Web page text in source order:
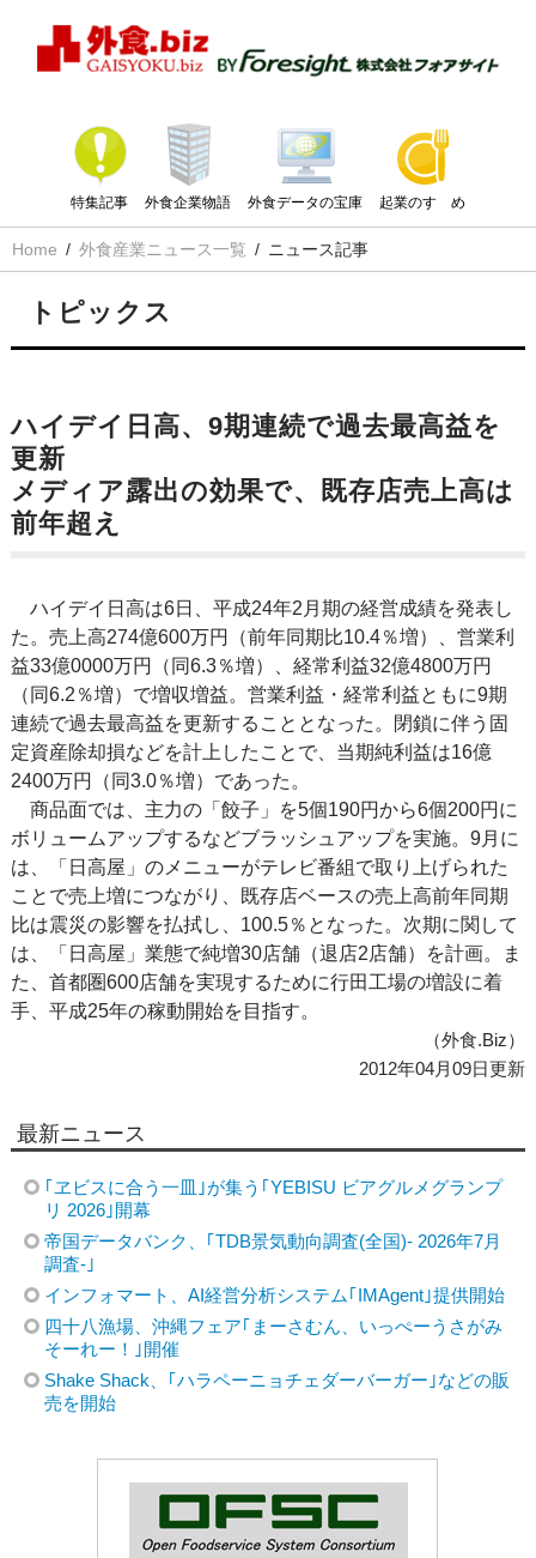
特集記事 外食企業物語 外食データの宝庫 起業のすゝめ
Home 外食産業ニュース一覧 ニュース記事
トピックス
ハイデイ日高、9期連続で過去最高益を
更新
メディア露出の効果で、既存店売上高は
前年超え
ハイデイ日高は6日、平成24年2月期の経営成績を発表し
た。売上高274億600万円（前年同期比10.4％増）、営業利
益33億0000万円（同6.3％増）、経常利益32億4800万円
（同6.2％増）で増収増益。営業利益・経常利益ともに9期
連続で過去最高益を更新することとなった。閉鎖に伴う固
定資産除却損などを計上したことで、当期純利益は16億
2400万円（同3.0％増）であった。
商品面では、主力の「餃子」を5個190円から6個200円に
ボリュームアップするなどブラッシュアップを実施。9月に
は、「日高屋」のメニューがテレビ番組で取り上げられた
ことで売上増につながり、既存店ベースの売上高前年同期
比は震災の影響を払拭し、100.5％となった。次期に関して
は、「日高屋」業態で純増30店舗（退店2店舗）を計画。ま
た、首都圏600店舗を実現するために行田工場の増設に着
手、平成25年の稼動開始を目指す。
（外食.Biz）
2012年04月09日更新
最新ニュース
｢ヱビスに合う一皿｣が集う｢YEBISU ビアグルメグランプ
リ 2026｣開幕
帝国データバンク、｢TDB景気動向調査(全国)- 2026年7月
調査-｣
インフォマート、AI経営分析システム｢IMAgent｣提供開始
四十八漁場、沖縄フェア｢まーさむん、いっぺーうさがみ
そーれー！｣開催
Shake Shack、｢ハラペーニョチェダーバーガー｣などの販
売を開始